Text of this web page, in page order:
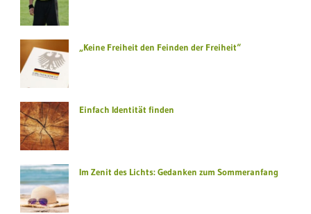
„Keine Freiheit den Feinden der Freiheit“
Einfach Identität finden
Im Zenit des Lichts: Gedanken zum Sommeranfang